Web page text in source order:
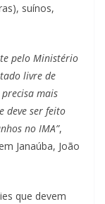
suínos,
pelo Ministério
livre de
mais
deve ser feito
no IMA”,
Janaúba, João
que devem